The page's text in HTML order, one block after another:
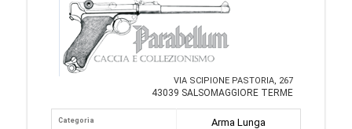
VIA SCIPIONE PASTORIA, 267
43039 SALSOMAGGIORE TERME
Categoria
Arma Lunga